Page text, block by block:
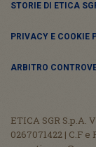
STORIE DI ETICA
PRIVACY E COOKIE
ARBITRO
ETICA SGR S.p.A.
0267071422 | C.F e